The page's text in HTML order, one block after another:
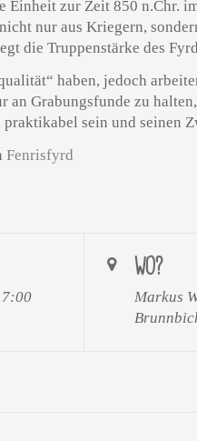
zur Zeit 850 n.Chr.
nur aus Kriegern,
die Truppenstärke des
haben, jedoch
Grabungsfunde zu
sein und seinen
Fenrisfyrd
WO?
Markus